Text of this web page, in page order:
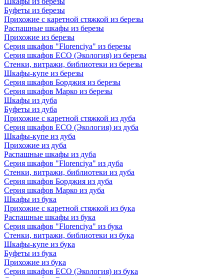
Буфеты из березы
Прихожие с каретной стяжкой из березы
Распашные шкафы из березы
Прихожие из березы
Серия шкафов "Florenciya" из березы
Серия шкафов ECO (Экология) из березы
Стенки, витражи, библиотеки из березы
Шкафы-купе из березы
Серия шкафов Борджия из березы
Серия шкафов Марко из березы
Шкафы из дуба
Буфеты из дуба
Прихожие с каретной стяжкой из дуба
Серия шкафов ECO (Экология) из дуба
Шкафы-купе из дуба
Прихожие из дуба
Распашные шкафы из дуба
Серия шкафов "Florenciya" из дуба
Стенки, витражи, библиотеки из дуба
Серия шкафов Борджия из дуба
Серия шкафов Марко из дуба
Шкафы из бука
Прихожие с каретной стяжкой из бука
Распашные шкафы из бука
Серия шкафов "Florenciya" из бука
Стенки, витражи, библиотеки из бука
Шкафы-купе из бука
Буфеты из бука
Прихожие из бука
Серия шкафов ECO (Экология) из бука